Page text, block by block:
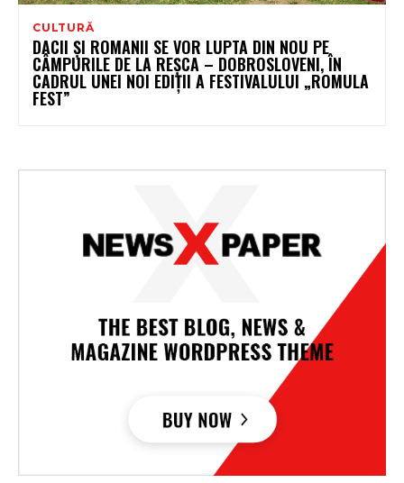
CULTURĂ
DACII ȘI ROMANII SE VOR LUPTA DIN NOU PE
CÂMPURILE DE LA REȘCA – DOBROSLOVENI, ÎN
CADRUL UNEI NOI EDIȚII A FESTIVALULUI „ROMULA
FEST”